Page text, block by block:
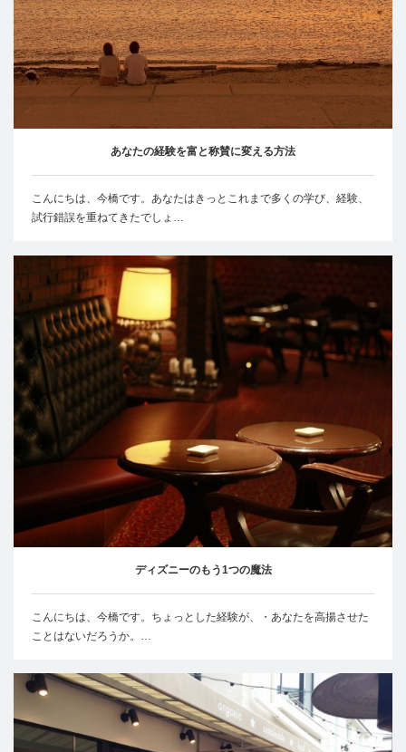
あなたの経験を富と称賛に変える方法
こんにちは、今橋です。あなたはきっとこれまで多くの学び、経験、
試行錯誤を重ねてきたでしょ…
ディズニーのもう1つの魔法
こんにちは、今橋です。ちょっとした経験が、・あなたを高揚させた
ことはないだろうか。…